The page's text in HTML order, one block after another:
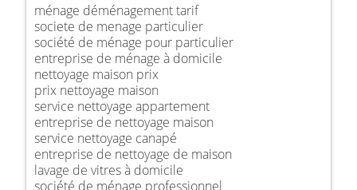
ménage déménagement tarif
societe de menage particulier
société de ménage pour particulier
entreprise de ménage à domicile
nettoyage maison prix
prix nettoyage maison
service nettoyage appartement
entreprise de nettoyage maison
service nettoyage canapé
entreprise de nettoyage de maison
lavage de vitres à domicile
société de ménage professionnel